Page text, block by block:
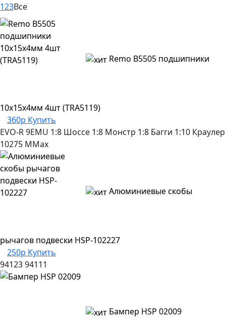
123Все
Remo B5505 подшипники
10x15x4мм 4шт (TRA5119)
360р Купить
EVO-R9EMU 1:8 Шоссе 1:8 Монстр 1:8 Багги 1:10 Краулер
10275 MMax
Алюминиевые скобы
рычагов подвески HSP-102227
250р Купить
9412394111
Бампер HSP 02009